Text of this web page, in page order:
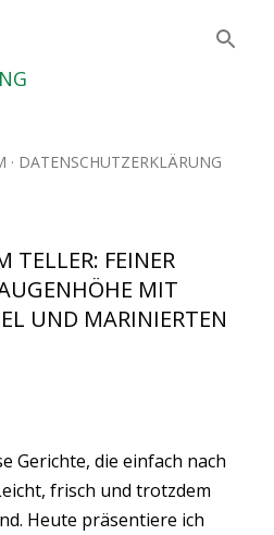
DATENSCHUTZERKLÄRUNG
TELLER: FEINER
MIT
UND MARINIERTEN
Gerichte, die einfach nach
frisch und trotzdem
Heute präsentiere ich